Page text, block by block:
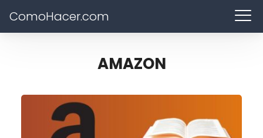
ComoHacer.com
AMAZON